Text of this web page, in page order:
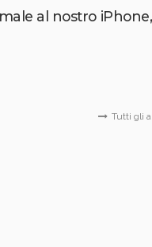
al nostro
Tutti gli